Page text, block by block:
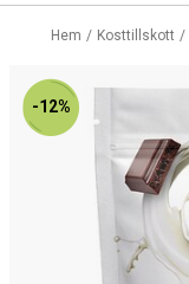
Hem Kosttillskott
-12%